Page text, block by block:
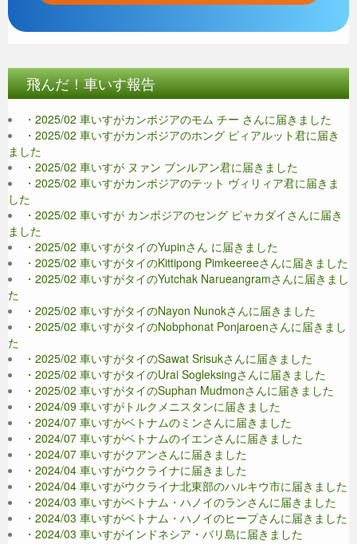
飛んだ！車いす報告
・2025/02 車いすがカンボジアのモム チー さんに届きました
・2025/02 車いすがカンボジアのホング ピィアルット君に届き
ました
・2025/02 車いすが ヌァン ブンルアン君に届きました
・2025/02 車いすがカンボジアのテット ヴィリィア君に届きま
した
・2025/02 車いすが カンボジアのセング ピャカダイさんに届き
ました
・2025/02 車いすがタイのYupinさん に届きました
・2025/02 車いすがタイのKittipong Pimkeereeさんに届きました
・2025/02 車いすがタイのYutchak Narueangramさんに届きまし
た
・2025/02 車いすがタイのNayon Nunokさんに届きました
・2025/02 車いすがタイのNobphonat Ponjaroenさんに届きまし
た
・2025/02 車いすがタイのSawat Srisukさんに届きました
・2025/02 車いすがタイのUrai Sogleksingさんに届きました
・2025/02 車いすがタイのSuphan Mudmonさんに届きました
・2024/09 車いすがトルクメニスタンに届きました
・2024/07 車いすがベトナムのミンさんに届きました
・2024/07 車いすがベトナムのイエンさんに届きました
・2024/07 車いすがクアンさんに届きました
・2024/04 車いすがウクライナに届きました
・2024/04 車いすがウクライナ北東部のハルキウ市に届きました
・2024/03 車いすがベトナム・ハノイのランさんに届きました
・2024/03 車いすがベトナム・ハノイのヒープさんに届きました
・2024/03 車いすがインドネシア・バリ島に届きました